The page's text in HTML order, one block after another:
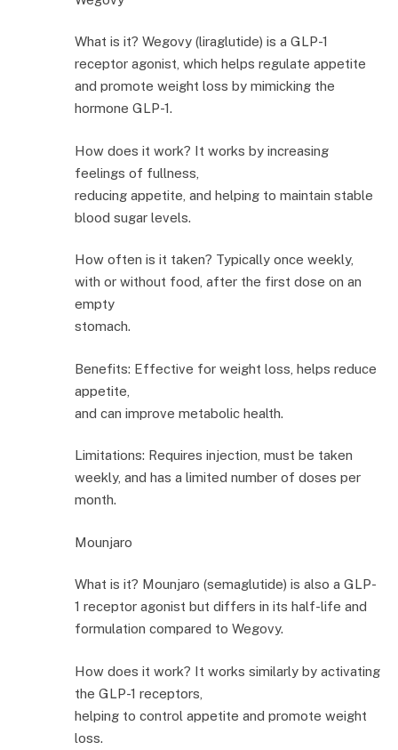
What is it? Wegovy (liraglutide) is a GLP-1
receptor agonist, which helps regulate appetite
and promote weight loss by mimicking the
hormone GLP-1.
How does it work? It works by increasing
feelings of fullness,
reducing appetite, and helping to maintain stable
blood sugar levels.
How often is it taken? Typically once weekly,
with or without food, after the first dose on an
empty
stomach.
Benefits: Effective for weight loss, helps reduce
appetite,
and can improve metabolic health.
Limitations: Requires injection, must be taken
weekly, and has a limited number of doses per
month.
Mounjaro
What is it? Mounjaro (semaglutide) is also a GLP-
1 receptor agonist but differs in its half-life and
formulation compared to Wegovy.
How does it work? It works similarly by activating
the GLP-1 receptors,
helping to control appetite and promote weight
loss.